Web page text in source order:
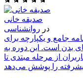
صدیقه خانی
در روانشناسی
جامع و یکپارچه برای
بدن است. این دوره به
از مرحله مبتدی تا
را پوشش می‌دهد